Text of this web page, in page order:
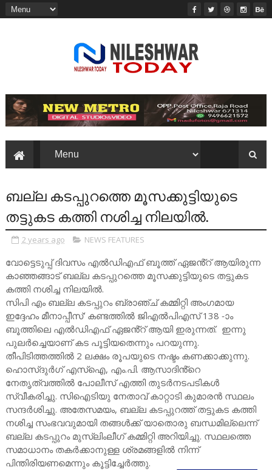
ബല്ല കടപ്പുറത്തെ മൂസക്കുട്ടിയുടെ
തട്ടുകട കത്തി നശിച്ച നിലയിൽ.
2 years ago NEWS FEATURES
വോട്ടെടുപ്പ് ദിവസം എൽഡിഎഫ് ബൂത്ത് ഏജൻ്റ് ആയിരുന്ന
കാഞ്ഞങ്ങാട് ബല്ല കടപ്പുറത്തെ മൂസക്കുട്ടിയുടെ തട്ടുകട
കത്തി നശിച്ച നിലയിൽ.
സിപി എം ബല്ല കടപ്പുറം ബ്രാഞ്ച് കമ്മിറ്റി അംഗമായ
ഇദ്ദേഹം മീനാപ്പീസ്' കണ്ടത്തിൽ ജിഎൽപിഎസ് 138 -ാം
ബൂത്തിലെ എൽഡിഎഫ് ഏജൻ്റ് ആയി ഇരുന്നത്. ഇന്നു
പുലർച്ചെയാണ് കട പൂട്ടിയതെന്നും പറയുന്നു.
തീപിടിത്തത്തിൽ 2 ലക്ഷം രൂപയുടെ നഷ്ടം കണക്കാക്കുന്നു.
ഹൊസ്ദുർഗ് എസ്ഐ, എം.പി. ആസാദിൻ്റെ
നേതൃത്വത്തിൽ പോലീസ് എത്തി തുടർനടപടികൾ
സ്വീകരിച്ചു. സിഐടിയു നേതാവ് കാറ്റാടി കുമാരൻ സ്ഥലം
സന്ദർശിച്ചു. അതേസമയം, ബല്ല കടപ്പുറത്ത് തട്ടുകട കത്തി
നശിച്ച സംഭവവുമായി തങ്ങൾക്ക് യാതൊരു ബന്ധമില്ലെന്ന്
ബല്ല കടപ്പുറം മുസ്ലിംലീഗ് കമ്മിറ്റി അറിയിച്ചു. സ്ഥലത്തെ
സമാധാനം തകർക്കാനുള്ള ശ്രമങ്ങളിൽ നിന്ന്
പിന്തിരിയണമെന്നും കൂട്ടിച്ചേർത്തു.